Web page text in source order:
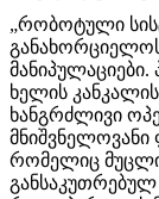
„რობოტული
ხელის
ხანგრძლივი
რომელიც
განსაკუთრებულ